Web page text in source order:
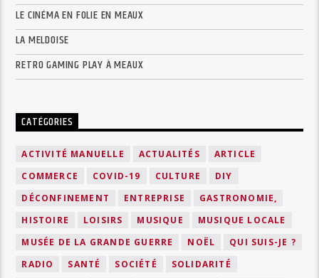
LE CINÉMA EN FOLIE EN MEAUX
LA MELDOISE
RETRO GAMING PLAY À MEAUX
CATÉGORIES
ACTIVITÉ MANUELLE ACTUALITÉS
ARTICLE
COMMERCE
COVID-19 CULTURE
DIY
DÉCONFINEMENT
ENTREPRISE
GASTRONOMIE,
HISTOIRE
LOISIRS MUSIQUE
MUSIQUE LOCALE
MUSÉE DE LA GRANDE GUERRE
NOËL
QUI SUIS-JE ?
RADIO
SANTÉ SOCIÉTÉ
SOLIDARITÉ